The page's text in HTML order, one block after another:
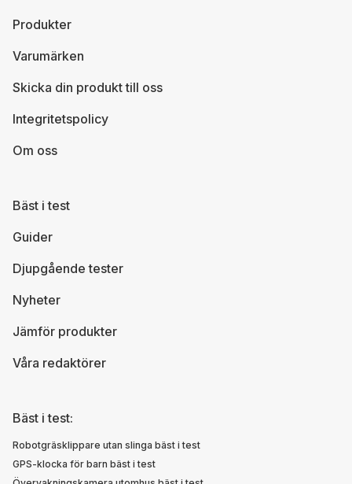
Bäst i test
Guider
Djupgående tester
Nyheter
Jämför produkter
Våra redaktörer
Produkter
Varumärken
Skicka din produkt till oss
Integritetspolicy
Om oss
Bäst i test:
Robotgräsklippare utan slinga bäst i test
GPS-klocka för barn bäst i test